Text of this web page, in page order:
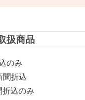
扱商品
のみ
聞折込
折込のみ